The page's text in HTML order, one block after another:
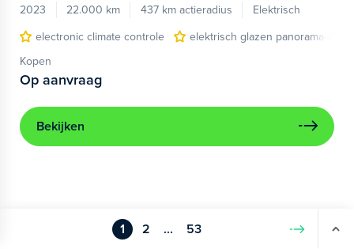
2023
22.000 km 437 km actieradius
Elektrisch
electronic climate controle
elektrisch glazen panorama-dak
Kopen
Op aanvraag
Bekijken
1 2 ... 53 Volgende